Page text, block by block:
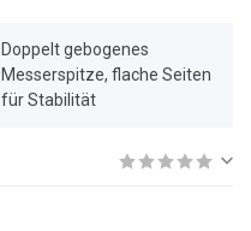
Doppelt gebogenes
Messerspitze, flache Seiten
für Stabilität